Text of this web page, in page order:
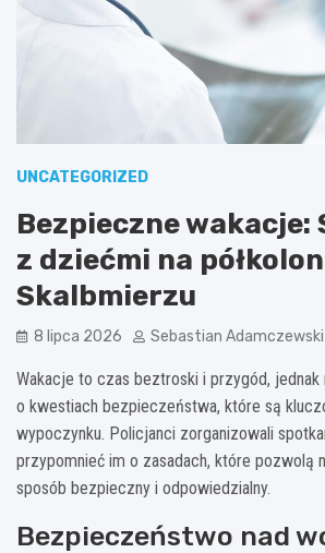
UNCATEGORIZED
Bezpieczne wakacje:
z dziećmi na
Skalbmierzu
8 lipca 2026 Sebastian Adamczewski
Wakacje to czas beztroski i przygód, jednak
o kwestiach bezpieczeństwa, które są
wypoczynku. Policjanci zorganizowali
przypomnieć im o zasadach, które pozwolą
sposób bezpieczny i odpowiedzialny.
Bezpieczeństwo nad